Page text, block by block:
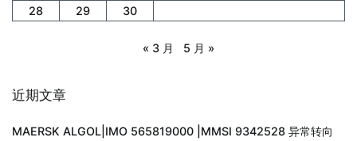
28
29 30
« 3 月 5 月 »
近期文章
MAERSK ALGOL|IMO 565819000 |MMSI 9342528 异常转向